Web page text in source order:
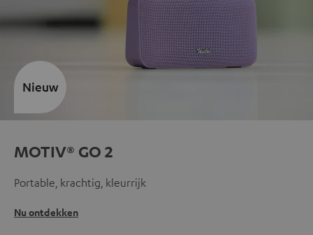
MOTIV® GO 2
Portable, krachtig, kleurrijk
Nu ontdekken
Nieuw